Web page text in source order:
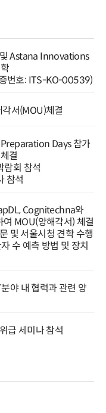
Astana Innovations
번호: ITS-KO-00539)
서(MOU)체결
Days 참가
결
람회 참석
참석
Cognitechna와
MOU(양해각서) 체결
및 서울시청 견학 수행
수 예측 방법 및 장치
야 내 협력과 관련 양
급 세미나 참석